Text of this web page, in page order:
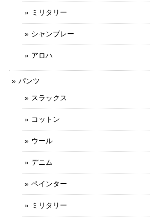
ミリタリー
シャンブレー
アロハ
パンツ
スラックス
コットン
ウール
デニム
ペインター
ミリタリー